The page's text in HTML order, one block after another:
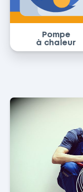
Pompe
à chaleur